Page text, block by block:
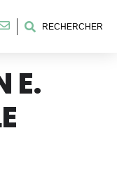
RECHERCHER
E.